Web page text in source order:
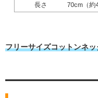
長さ
70cm（約
フリーサイズコットンネ